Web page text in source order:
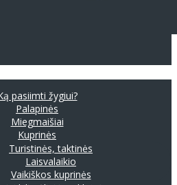
pasiimti žygiui?
Palapinės
Miegmaišiai
Kuprinės
Turistinės, taktinės
Laisvalaikio
Vaikiškos kuprinės